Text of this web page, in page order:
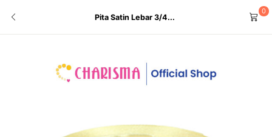
Pita Satin Lebar 3/4...
0